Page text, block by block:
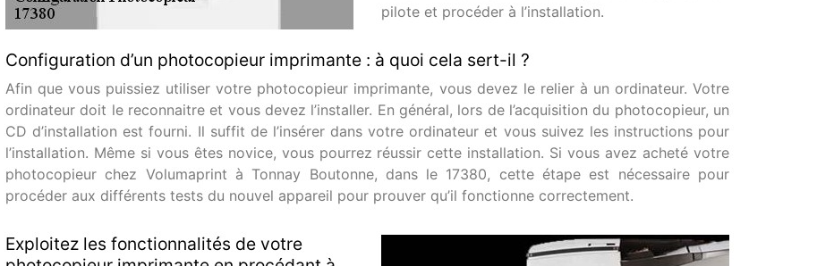
pilote et procéder à l’installation.
Configuration d’un photocopieur imprimante : à quoi cela sert-il ?
Afin que vous puissiez utiliser votre photocopieur imprimante, vous devez le relier à un ordinateur. Votre
ordinateur doit le reconnaitre et vous devez l’installer. En général, lors de l’acquisition du photocopieur, un
CD d’installation est fourni. Il suffit de l’insérer dans votre ordinateur et vous suivez les instructions pour
l’installation. Même si vous êtes novice, vous pourrez réussir cette installation. Si vous avez acheté votre
photocopieur chez Volumaprint à Tonnay Boutonne, dans le 17380, cette étape est nécessaire pour
procéder aux différents tests du nouvel appareil pour prouver qu’il fonctionne correctement.
Exploitez les fonctionnalités de votre